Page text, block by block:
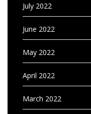
July 2022
June 2022
May 2022
April 2022
March 2022